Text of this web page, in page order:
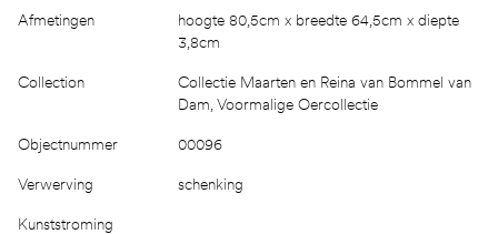
Afmetingen
hoogte 80,5cm x breedte 64,5cm x diepte
3,8cm
Collection
Collectie Maarten en Reina van Bommel van
Dam, Voormalige Oercollectie
Objectnummer 00096
Verwerving schenking
Kunststroming